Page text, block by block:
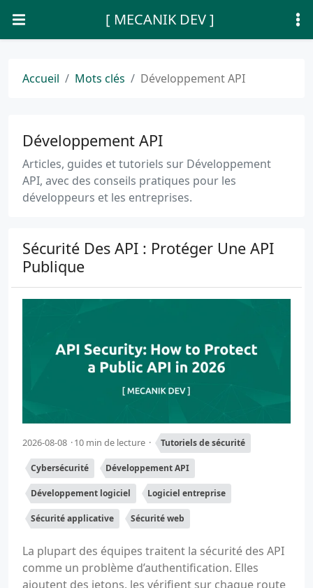
[ MECANIK DEV ]
Accueil Mots clés Développement API
Développement API
Articles, guides et tutoriels sur Développement
API, avec des conseils pratiques pour les
développeurs et les entreprises.
Sécurité Des API : Protéger Une API
Publique
2026-08-08 10 min de lecture Tutoriels de sécurité
Cybersécurité Développement API
Développement logiciel Logiciel entreprise
Sécurité applicative Sécurité web
La plupart des équipes traitent la sécurité des API
comme un problème d’authentification. Elles
ajoutent des jetons, les vérifient sur chaque route